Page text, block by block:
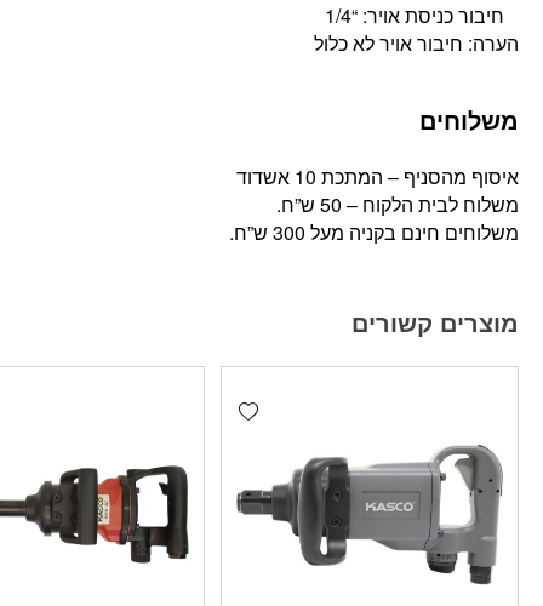
חיבור כניסת אויר: “1/4
הערה: חיבור אויר לא כלול
משלוחים
איסוף מהסניף – המתכת 10 אשדוד
משלוח לבית הלקוח – 50 ש”ח.
משלוחים חינם בקניה מעל 300 ש”ח.
מוצרים קשורים
Add wishlist